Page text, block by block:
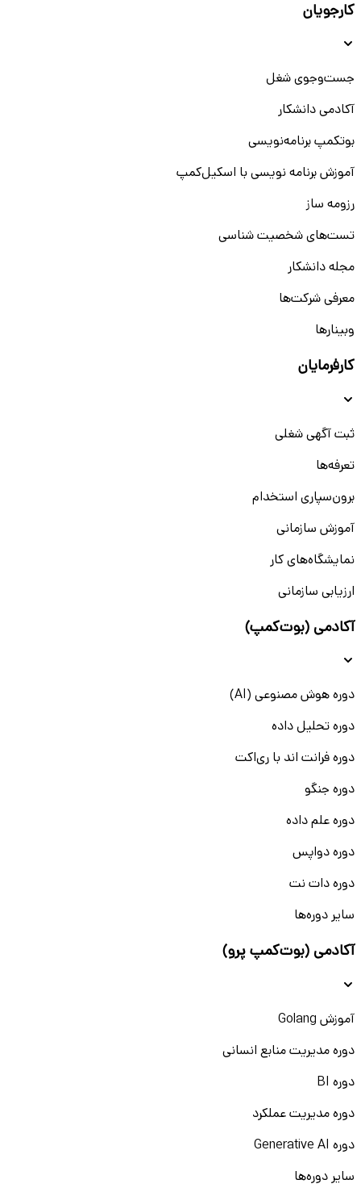
کارجویان
جست‌و‌جوی شغل
آکادمی دانشکار
بوتکمپ برنامه‌نویسی
آموزش برنامه نویسی با اسکیل‌کمپ
رزومه ساز
تست‌های شخصیت شناسی
مجله دانشکار
معرفی شرکت‌ها
وبینار‌‌ها
کارفرمایان
ثبت آگهی شغلی
تعرفه‌ها
برون‌سپاری استخدام
آموزش سازمانی
نمایشگاه‌های کار
ارزیابی سازمانی
آکادمی (بوت‌کمپ)
دوره هوش مصنوعی (AI)
دوره تحلیل داده
دوره فرانت اند با ری‌اکت
دوره جنگو
دوره علم داده
دوره دواپس
دوره دات نت
سایر دوره‌ها
آکادمی (بوت‌کمپ پرو)
آموزش Golang
دوره مدیریت منابع انسانی
دوره BI
دوره مدیریت عملکرد
دوره Generative AI
سایر دوره‌ها